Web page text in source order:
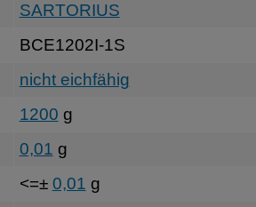
SARTORIUS
BCE1202I-1S
nicht eichfähig
1200 g
0,01 g
<=± 0,01 g